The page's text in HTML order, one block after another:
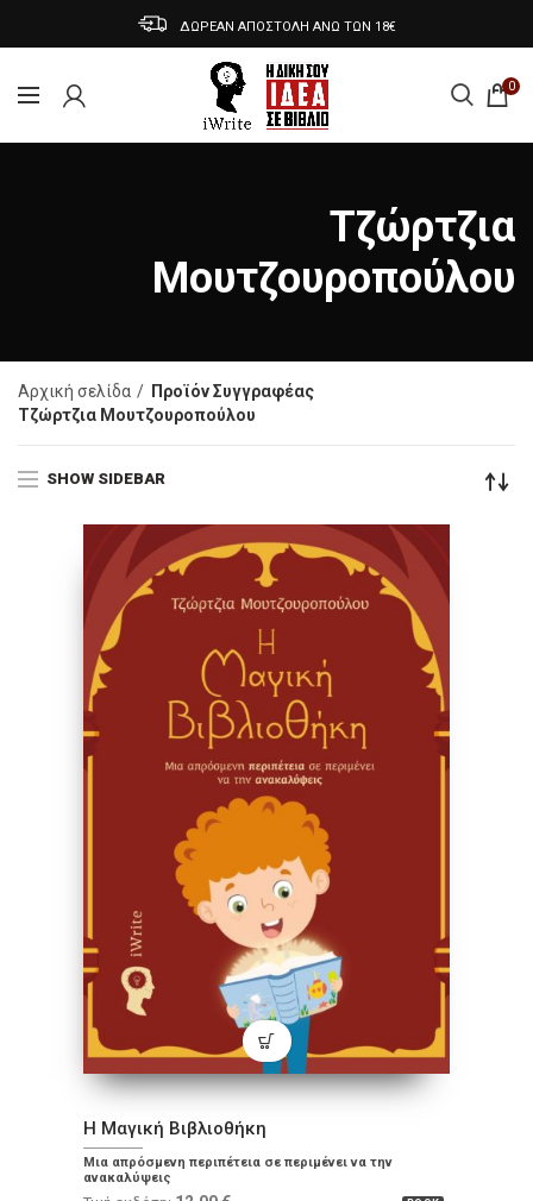
ΔΩΡΕΑΝ ΑΠΟΣΤΟΛΗ ΑΝΩ ΤΩΝ 18€
0
Τζώρτζια
Μουτζουροπούλου
Αρχική σελίδα
Προϊόν Συγγραφέας
Τζώρτζια Μουτζουροπούλου
SHOW SIDEBAR
Η Μαγική Βιβλιοθήκη
Μια απρόσμενη περιπέτεια σε περιμένει να την
ανακαλύψεις